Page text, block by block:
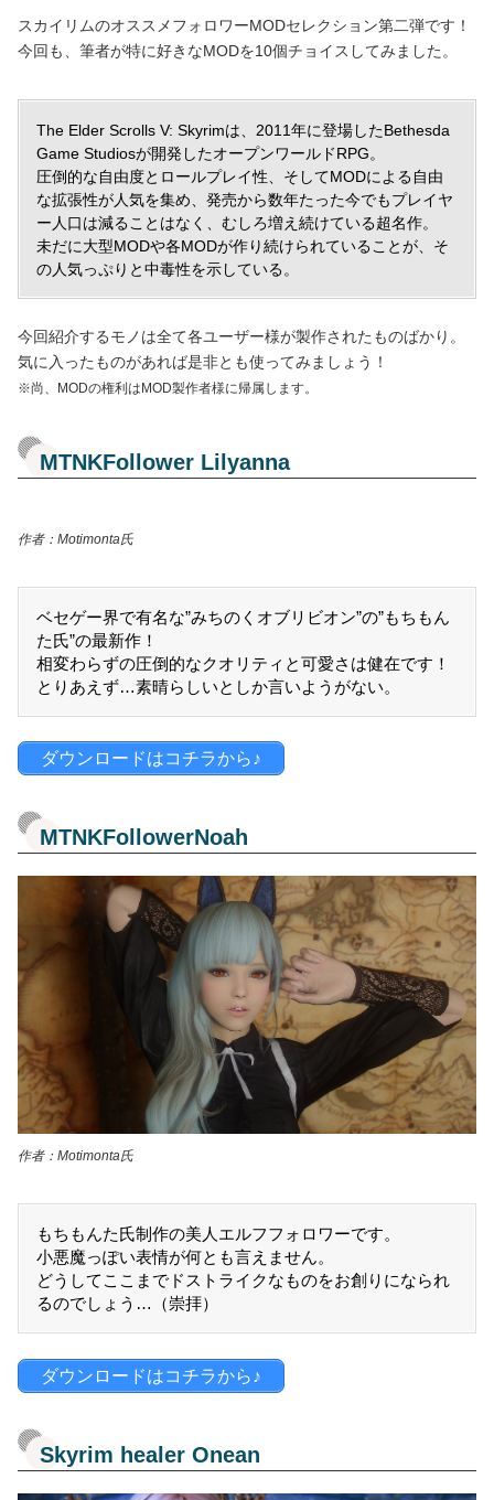
スカイリムのオススメフォロワーMODセレクション第二弾です！
今回も、筆者が特に好きなMODを10個チョイスしてみました。
The Elder Scrolls V: Skyrimは、2011年に登場したBethesda
Game Studiosが開発したオープンワールドRPG。
圧倒的な自由度とロールプレイ性、そしてMODによる自由
な拡張性が人気を集め、発売から数年たった今でもプレイヤ
ー人口は減ることはなく、むしろ増え続けている超名作。
未だに大型MODや各MODが作り続けられていることが、そ
の人気っぷりと中毒性を示している。
今回紹介するモノは全て各ユーザー様が製作されたものばかり。
気に入ったものがあれば是非とも使ってみましょう！
※尚、MODの権利はMOD製作者様に帰属します。
MTNKFollower Lilyanna
作者：Motimonta氏
ベセゲー界で有名な”みちのくオブリビオン”の”もちもん
た氏”の最新作！
相変わらずの圧倒的なクオリティと可愛さは健在です！
とりあえず…素晴らしいとしか言いようがない。
ダウンロードはコチラから♪
MTNKFollowerNoah
作者：Motimonta氏
もちもんた氏制作の美人エルフフォロワーです。
小悪魔っぽい表情が何とも言えません。
どうしてここまでドストライクなものをお創りになられ
るのでしょう…（崇拝）
ダウンロードはコチラから♪
Skyrim healer Onean